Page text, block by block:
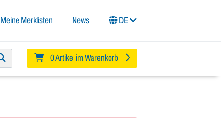
Meine Merklisten News DE
0 Artikel im Warenkorb